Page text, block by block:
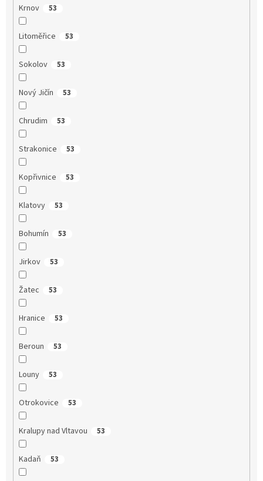
Krnov 53
Litoměřice 53
Sokolov 53
Nový Jičín 53
Chrudim 53
Strakonice 53
Kopřivnice 53
Klatovy 53
Bohumín 53
Jirkov 53
Žatec 53
Hranice 53
Beroun 53
Louny 53
Otrokovice 53
Kralupy nad Vltavou 53
Kadaň 53